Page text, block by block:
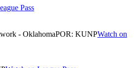
Pass
- OklahomaPOR: KUNPWatch on